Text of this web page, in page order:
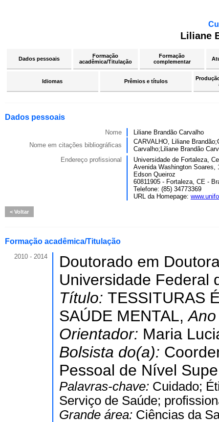
Liliane
Dados pessoais
Formação
acadêmica/Titulação
Formação
complementar
Idiomas Prêmios e títulos
Dados pessoais
Nome
Liliane Brandão Carvalho
Nome em citações bibliográficas
CARVALHO, Liliane
Carvalho;Liliane Brandão
Endereço profissional
Universidade de Fortaleza,
Avenida Washington Soares,
Edson Queiroz
60811905 - Fortaleza, CE -
Telefone: (85) 34773369
URL da Homepage:
Voltar
Formação acadêmica/Titulação
2010 - 2014
Doutorado em
Universidade Federal
Título: TESSITURAS
SAÚDE MENTAL,
Orientador: Maria
Bolsista do(a):
Pessoal de Nível
Palavras-chave: Cuidado;
Serviço de Saúde;
Grande área: Ciências da